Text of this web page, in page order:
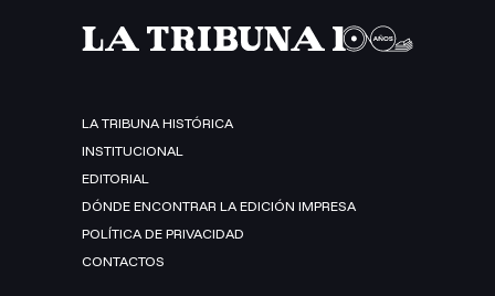
LA TRIBUNA HISTÓRICA
INSTITUCIONAL
EDITORIAL
DÓNDE ENCONTRAR LA EDICIÓN IMPRESA
POLÍTICA DE PRIVACIDAD
CONTACTOS